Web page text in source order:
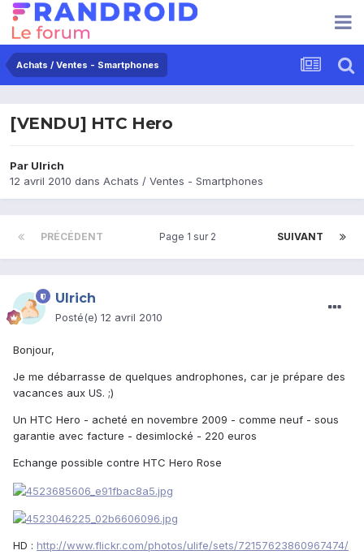
Achats / Ventes - Smartphones
[VENDU] HTC Hero
Par Ulrich
12 avril 2010 dans Achats / Ventes - Smartphones
PRÉCÉDENT SUIVANT
Page 1 sur 2
Ulrich
Posté(e) 12 avril 2010
Bonjour,
Je me débarrasse de quelques androphones, car je prépare des
vacances aux US. ;)
Un HTC Hero - acheté en novembre 2009 - comme neuf - sous
garantie avec facture - desimlocké - 220 euros
Echange possible contre HTC Hero Rose
HD : http://www.flickr.com/photos/ulife/sets/72157623860967474/